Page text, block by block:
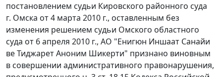
постановлением судьи Кировского районного суда
г. Омска от 4 марта 2010 г., оставленным без
изменения решением судьи Омского областного
суда от 6 апреля 2010 г., АО "Енигюн Иншаат Санайи
ве Тиджарет Аноним Шикерти" признано виновным
в совершении административного правонарушения,